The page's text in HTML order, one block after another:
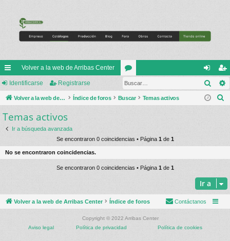
nl
ac
es
rá
do
Volver a la web de Arribas Center
or
os
de
nti
eg
ist
Identificarse Registrarse
Volver a la web de Arribas Center Índice de foros Buscar Temas activos
Temas activos
Ir a búsqueda avanzada
Se encontraron 0 coincidencias • Página 1 de 1
No se encontraron coincidencias.
Se encontraron 0 coincidencias • Página 1de 1
Ir a
Volver a la web de Arribas Center Índice de foros Contáctanos
Copyright © 2022 Arribas Center
Aviso legal
Política de privacidad Política de cookies